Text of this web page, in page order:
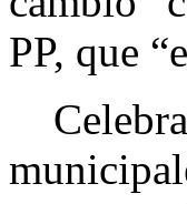
PP, que
Celebra